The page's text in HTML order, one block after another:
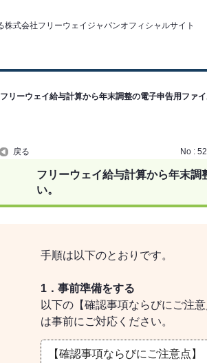
フリーウェイ給与計算から年末調整の電子申告用ファ
戻る No :
フリーウェイ給与計算から年末
い。
手順は以下のとおりです。
1．事前準備をする
以下の【確認事項ならびにご注
は事前にご対応ください。
【確認事項ならびにご注意点】